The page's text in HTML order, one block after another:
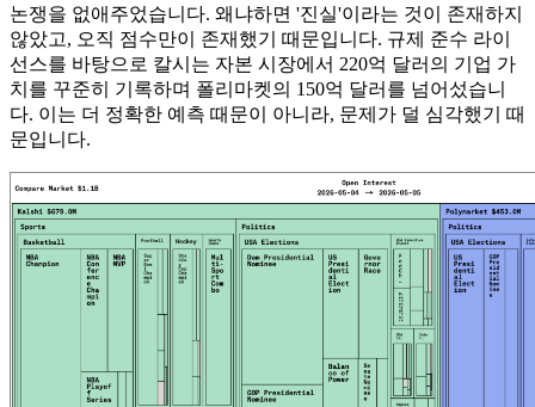
논쟁을 없애주었습니다. 왜냐하면 '진실'이라는 것이 존재하지
않았고, 오직 점수만이 존재했기 때문입니다. 규제 준수 라이
선스를 바탕으로 칼시는 자본 시장에서 220억 달러의 기업 가
치를 꾸준히 기록하며 폴리마켓의 150억 달러를 넘어섰습니
다. 이는 더 정확한 예측 때문이 아니라, 문제가 덜 심각했기 때
문입니다.